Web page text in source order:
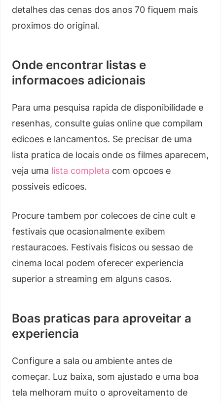
detalhes das cenas dos anos 70 fiquem mais
proximos do original.
Onde encontrar listas e
informacoes adicionais
Para uma pesquisa rapida de disponibilidade e
resenhas, consulte guias online que compilam
edicoes e lancamentos. Se precisar de uma
lista pratica de locais onde os filmes aparecem,
veja uma lista completa com opcoes e
possiveis edicoes.
Procure tambem por colecoes de cine cult e
festivais que ocasionalmente exibem
restauracoes. Festivais fisicos ou sessao de
cinema local podem oferecer experiencia
superior a streaming em alguns casos.
Boas praticas para aproveitar a
experiencia
Configure a sala ou ambiente antes de
começar. Luz baixa, som ajustado e uma boa
tela melhoram muito o aproveitamento de